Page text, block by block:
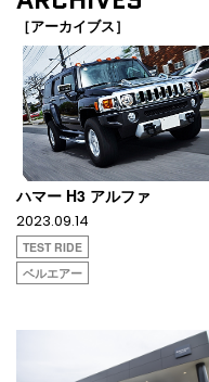
［アーカイブス］
ハマー H3 アルファ
2023.09.14
TEST RIDE
ベルエアー